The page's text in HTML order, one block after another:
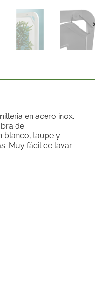
en acero inox.
de
blanco, taupe y
Muy fácil de lavar